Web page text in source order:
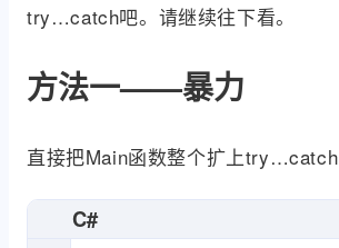
try…catch吧。请继续往下看。
方法一——暴力
直接把Main函数整个扩上try…catch
C#